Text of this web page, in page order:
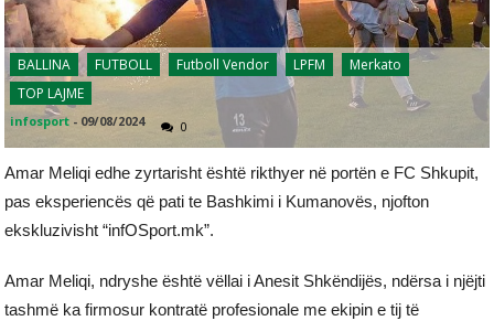
BALLINA FUTBOLL Futboll Vendor LPFM
Merkato
TOP LAJME
infosport - 09/08/2024 0
Amar Meliqi edhe zyrtarisht është rikthyer në portën e FC Shkupit,
pas eksperiencës që pati te Bashkimi i Kumanovës, njofton
ekskluzivisht “infOSport.mk”.
Amar Meliqi, ndryshe është vëllai i Anesit Shkëndijës, ndërsa i njëjti
tashmë ka firmosur kontratë profesionale me ekipin e tij të